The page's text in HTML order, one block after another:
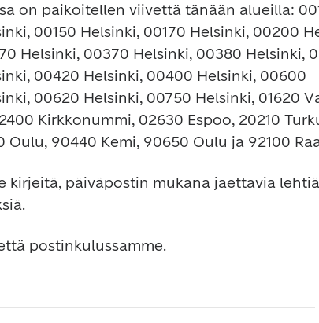
on paikoitellen viivettä tänään alueilla:
00150 Helsinki, 00170 Helsinki, 00200
Helsinki, 00370 Helsinki, 00380 Helsinki,
00420 Helsinki, 00400 Helsinki, 00600
00620 Helsinki, 00750 Helsinki, 01620
Kirkkonummi, 02630 Espoo, 20210
Oulu, 90440 Kemi, 90650 Oulu ja 92100
kirjeitä, päiväpostin mukana jaettavia
postinkulussamme.